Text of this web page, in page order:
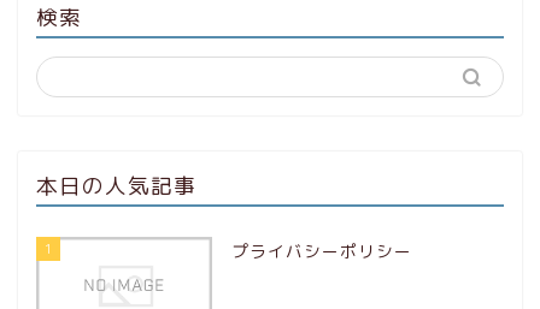
検索
本日の人気記事
1 プライバシーポリシー